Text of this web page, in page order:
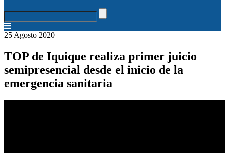
25 Agosto 2020
TOP de Iquique realiza primer juicio
semipresencial desde el inicio de la
emergencia sanitaria